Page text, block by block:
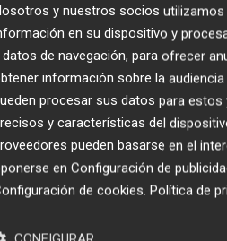
y nuestros socios
en su dispositivo y
datos de navegación, para ofrecer
información sobre la
procesar sus datos para
y características del
pueden basarse en el
en Configuración de
de cookies. Política de